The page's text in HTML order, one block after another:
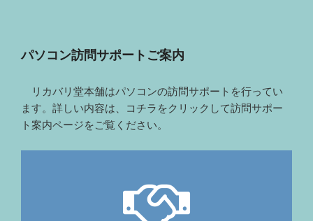
パソコン訪問サポートご案内
リカバリ堂本舗はパソコンの訪問サポートを行ってい
ます。詳しい内容は、コチラをクリックして訪問サポー
ト案内ページをご覧ください。